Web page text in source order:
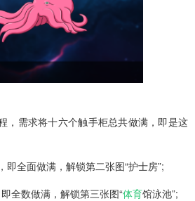
，需求将十六个触手柜总共做满，即是这
全面做满，解锁第二张图“护士房”;
全数做满，解锁第三张图“体育馆泳池”;